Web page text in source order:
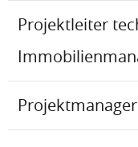
Projektleiter